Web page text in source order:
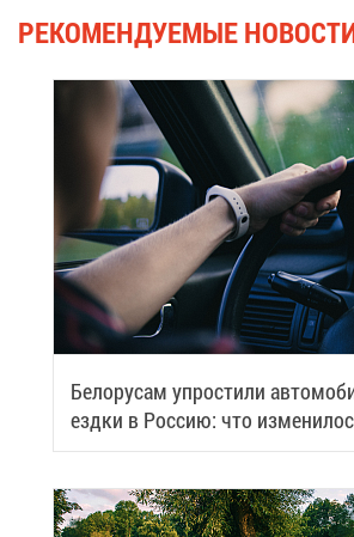
РЕ­КО­МЕН­ДУ­Е­МЫЕ
Бе­ло­ру­сам упро­сти­ли
езд­ки в Рос­сию: что